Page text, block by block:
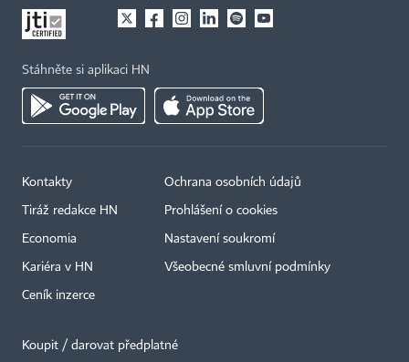
Stáhněte si aplikaci HN
Kontakty
Tiráž redakce HN
Economia
Kariéra v HN
Ceník inzerce
Ochrana osobních údajů
Prohlášení o cookies
Nastavení soukromí
Všeobecné smluvní podmínky
Koupit / darovat předplatné